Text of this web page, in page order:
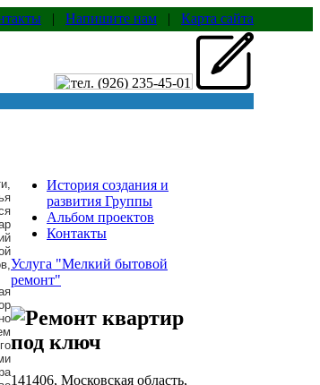
| Напишите нам | Карта сайта
История создания и
развития Группы
Альбом проектов
Контакты
Услуга "Мелкий бытовой
ремонт"
141406, Московская область,